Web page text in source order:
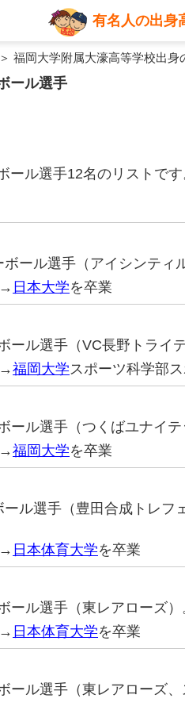
有名人の出身
＞ 福岡大学附属大濠高等学校出身
ール選手
ール選手12名のリストで
ール選手（アイシンティ
日本大学を卒業
ル選手（VC長野トライデ
福岡大学スポーツ科学部
ール選手（つくばユナイテ
福岡大学を卒業
ル選手（豊田合成トレ
日本体育大学を卒業
ール選手（東レアローズ）
日本体育大学を卒業
ール選手（東レアローズ、